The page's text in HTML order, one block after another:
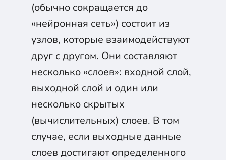
(обычно сокращается до
«нейронная сеть») состоит из
узлов, которые взаимодействуют
друг с другом. Они составляют
несколько «слоев»: входной слой,
выходной слой и один или
несколько скрытых
(вычислительных) слоев. В том
случае, если выходные данные
слоев достигают определенного